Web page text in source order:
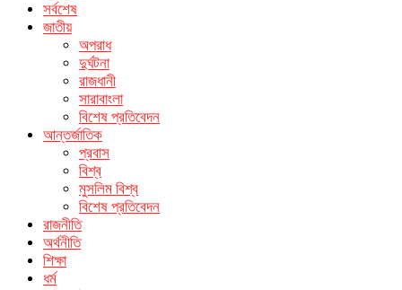
সর্বশেষ
জাতীয়
অপরাধ
দুর্ঘটনা
রাজধানী
সারাবাংলা
বিশেষ প্রতিবেদন
আন্তর্জাতিক
প্রবাস
বিশ্ব
মুসলিম বিশ্ব
বিশেষ প্রতিবেদন
রাজনীতি
অর্থনীতি
শিক্ষা
ধর্ম